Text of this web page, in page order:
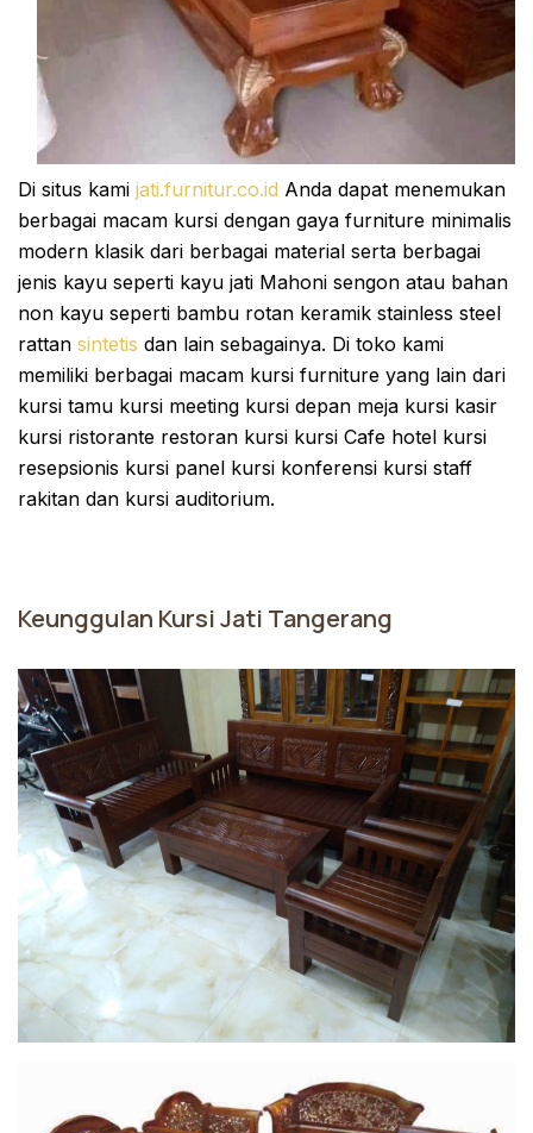
Di situs kami jati.furnitur.co.id Anda dapat menemukan
berbagai macam kursi dengan gaya furniture minimalis
modern klasik dari berbagai material serta berbagai
jenis kayu seperti kayu jati Mahoni sengon atau bahan
non kayu seperti bambu rotan keramik stainless steel
rattan sintetis dan lain sebagainya. Di toko kami
memiliki berbagai macam kursi furniture yang lain dari
kursi tamu kursi meeting kursi depan meja kursi kasir
kursi ristorante restoran kursi kursi Cafe hotel kursi
resepsionis kursi panel kursi konferensi kursi staff
rakitan dan kursi auditorium.
Keunggulan Kursi Jati Tangerang